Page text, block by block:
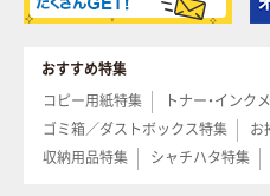
おすすめ特集
コピー用紙特集
トナー・インク
ゴミ箱／ダストボックス特集
お
収納用品特集
シャチハタ特集